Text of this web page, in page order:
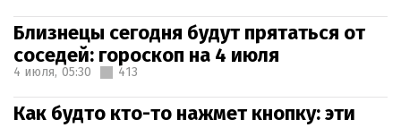
Близнецы сегодня будут прятаться от
соседей: гороскоп на 4 июля
4 июля, 05:30 413
Как будто кто-то нажмет кнопку: эти